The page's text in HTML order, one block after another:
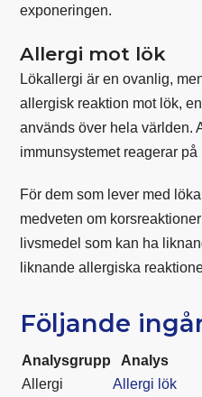
exponeringen.
Allergi mot lök
Lökallergi är en ovanlig,
allergisk reaktion mot lök,
används över hela världen.
immunsystemet reagerar
För dem som lever med
medveten om
livsmedel som kan ha
liknande allergiska
Följande
Analysgrupp
Analys
Allergi
Allergi lök